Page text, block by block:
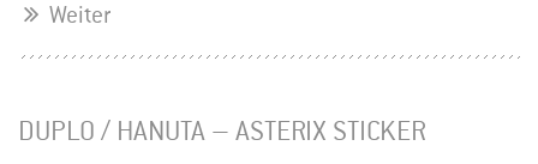
Weiter
DUPLO / HANUTA – ASTERIX STICKER